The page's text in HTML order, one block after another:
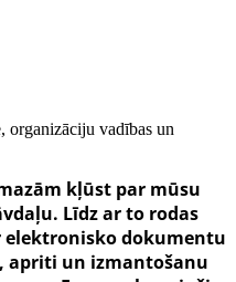
organizāciju vadības un
kļūst par mūsu
Līdz ar to rodas
dokumentu
apriti un izmantošanu